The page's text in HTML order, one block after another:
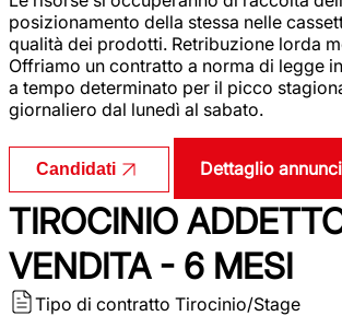
posizionamento della stessa nelle
qualità dei prodotti. Retribuzione lorda
Offriamo un contratto a norma di legge
a tempo determinato per il picco
giornaliero dal lunedì al sabato.
Candidati Dettaglio
TIROCINIO
VENDITA - 6 MESI
Tipo di contratto Tirocinio/Stage